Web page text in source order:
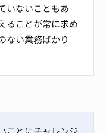
いないこともあ
ることが常に求め
ない業務ばかり